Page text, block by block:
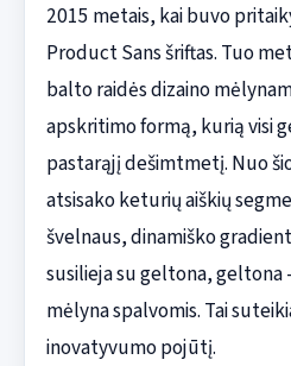
2015 metais, kai buvo
Product Sans šriftas. Tuo
balto raidės dizaino
apskritimo formą, kurią visi
pastarąjį dešimtmetį. Nuo
atsisako keturių aiškių
švelnaus, dinamiško
susilieja su geltona, geltona
mėlyna spalvomis. Tai
inovatyvumo pojūtį.